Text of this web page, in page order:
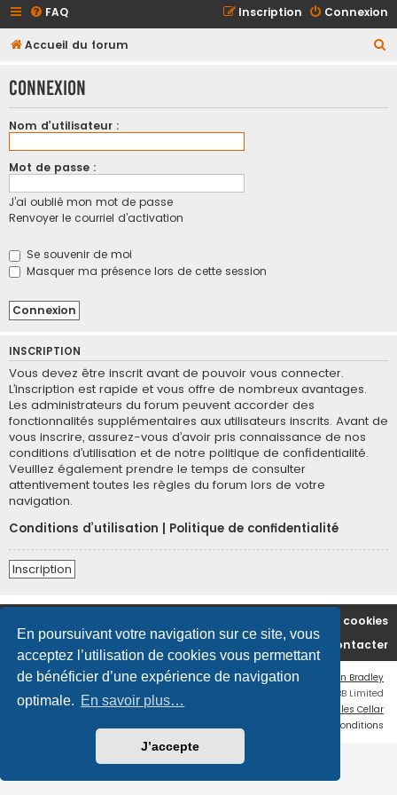
En poursuivant votre navigation sur ce site, vous
acceptez l’utilisation de cookies vous permettant
de bénéficier d’une expérience de navigation
optimale. En savoir plus…
J’accepte
FAQ Connexion
Inscription
Accueil du forum
h
Connexion
Nom d’utilisateur :
Mot de passe :
J’ai oublié mon mot de passe
Renvoyer le courriel d’activation
Se souvenir de moi
Masquer ma présence lors de cette session
INSCRIPTION
Vous devez être inscrit avant de pouvoir vous connecter.
L’inscription est rapide et vous offre de nombreux avantages.
Les administrateurs du forum peuvent accorder des
fonctionnalités supplémentaires aux utilisateurs inscrits. Avant de
vous inscrire, assurez-vous d’avoir pris connaissance de nos
conditions d’utilisation et de notre politique de confidentialité.
Veuillez également prendre le temps de consulter
attentivement toutes les règles du forum lors de votre
navigation.
Conditions d’utilisation
Politique de confidentialité
Inscription
Supprimer les cookies
Nous contacter
Flat Style by
Ian Bradley
Développé par
® Forum Software © phpBB Limited
Traduction française officielle
Miles Cellar
Conditions